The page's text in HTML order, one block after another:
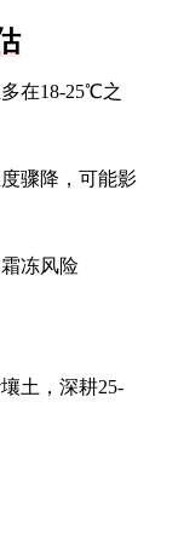
在18-25℃之
骤降，可能影
冻风险
土，深耕25-